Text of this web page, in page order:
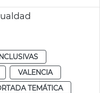
VALENCIA
TEMÁTICA